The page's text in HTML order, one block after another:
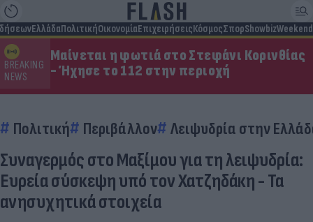
ΕλλάδαΠολιτικήΟικονομίαΕπιχειρήσειςΚόσμοςΣπορShowbizWeekend
BREAKING
NEWS
Μαίνεται η φωτιά στο Στεφάνι Κορινθίας
- Ήχησε το 112 στην περιοχή
Πολιτική Περιβάλλον Λειψυδρία στην
Συναγερμός στο Μαξίμου για τη λειψυδρία:
Ευρεία σύσκεψη υπό τον Χατζηδάκη - Τα
ανησυχητικά στοιχεία